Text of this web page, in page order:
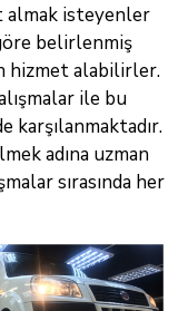
almak isteyenler
belirlenmiş
hizmet alabilirler.
ile bu
karşılanmaktadır.
adına uzman
sırasında her